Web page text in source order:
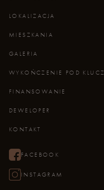
LOKALIZACJA
MIESZKANIA
GALERIA
WYKOŃCZENIE POD KLUCZ
FINANSOWANIE
DEWELOPER
KONTAKT
FACEBOOK
INSTAGRAM